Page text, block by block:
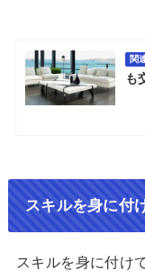
関
も
スキルを身に付
スキルを身に付け